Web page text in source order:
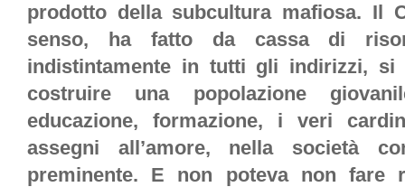
prodotto della subcultura mafiosa. Il
senso, ha fatto da cassa di
indistintamente in tutti gli indirizzi, si
costruire una popolazione
educazione, formazione, i veri
assegni all’amore, nella società
preminente. E non poteva non fare